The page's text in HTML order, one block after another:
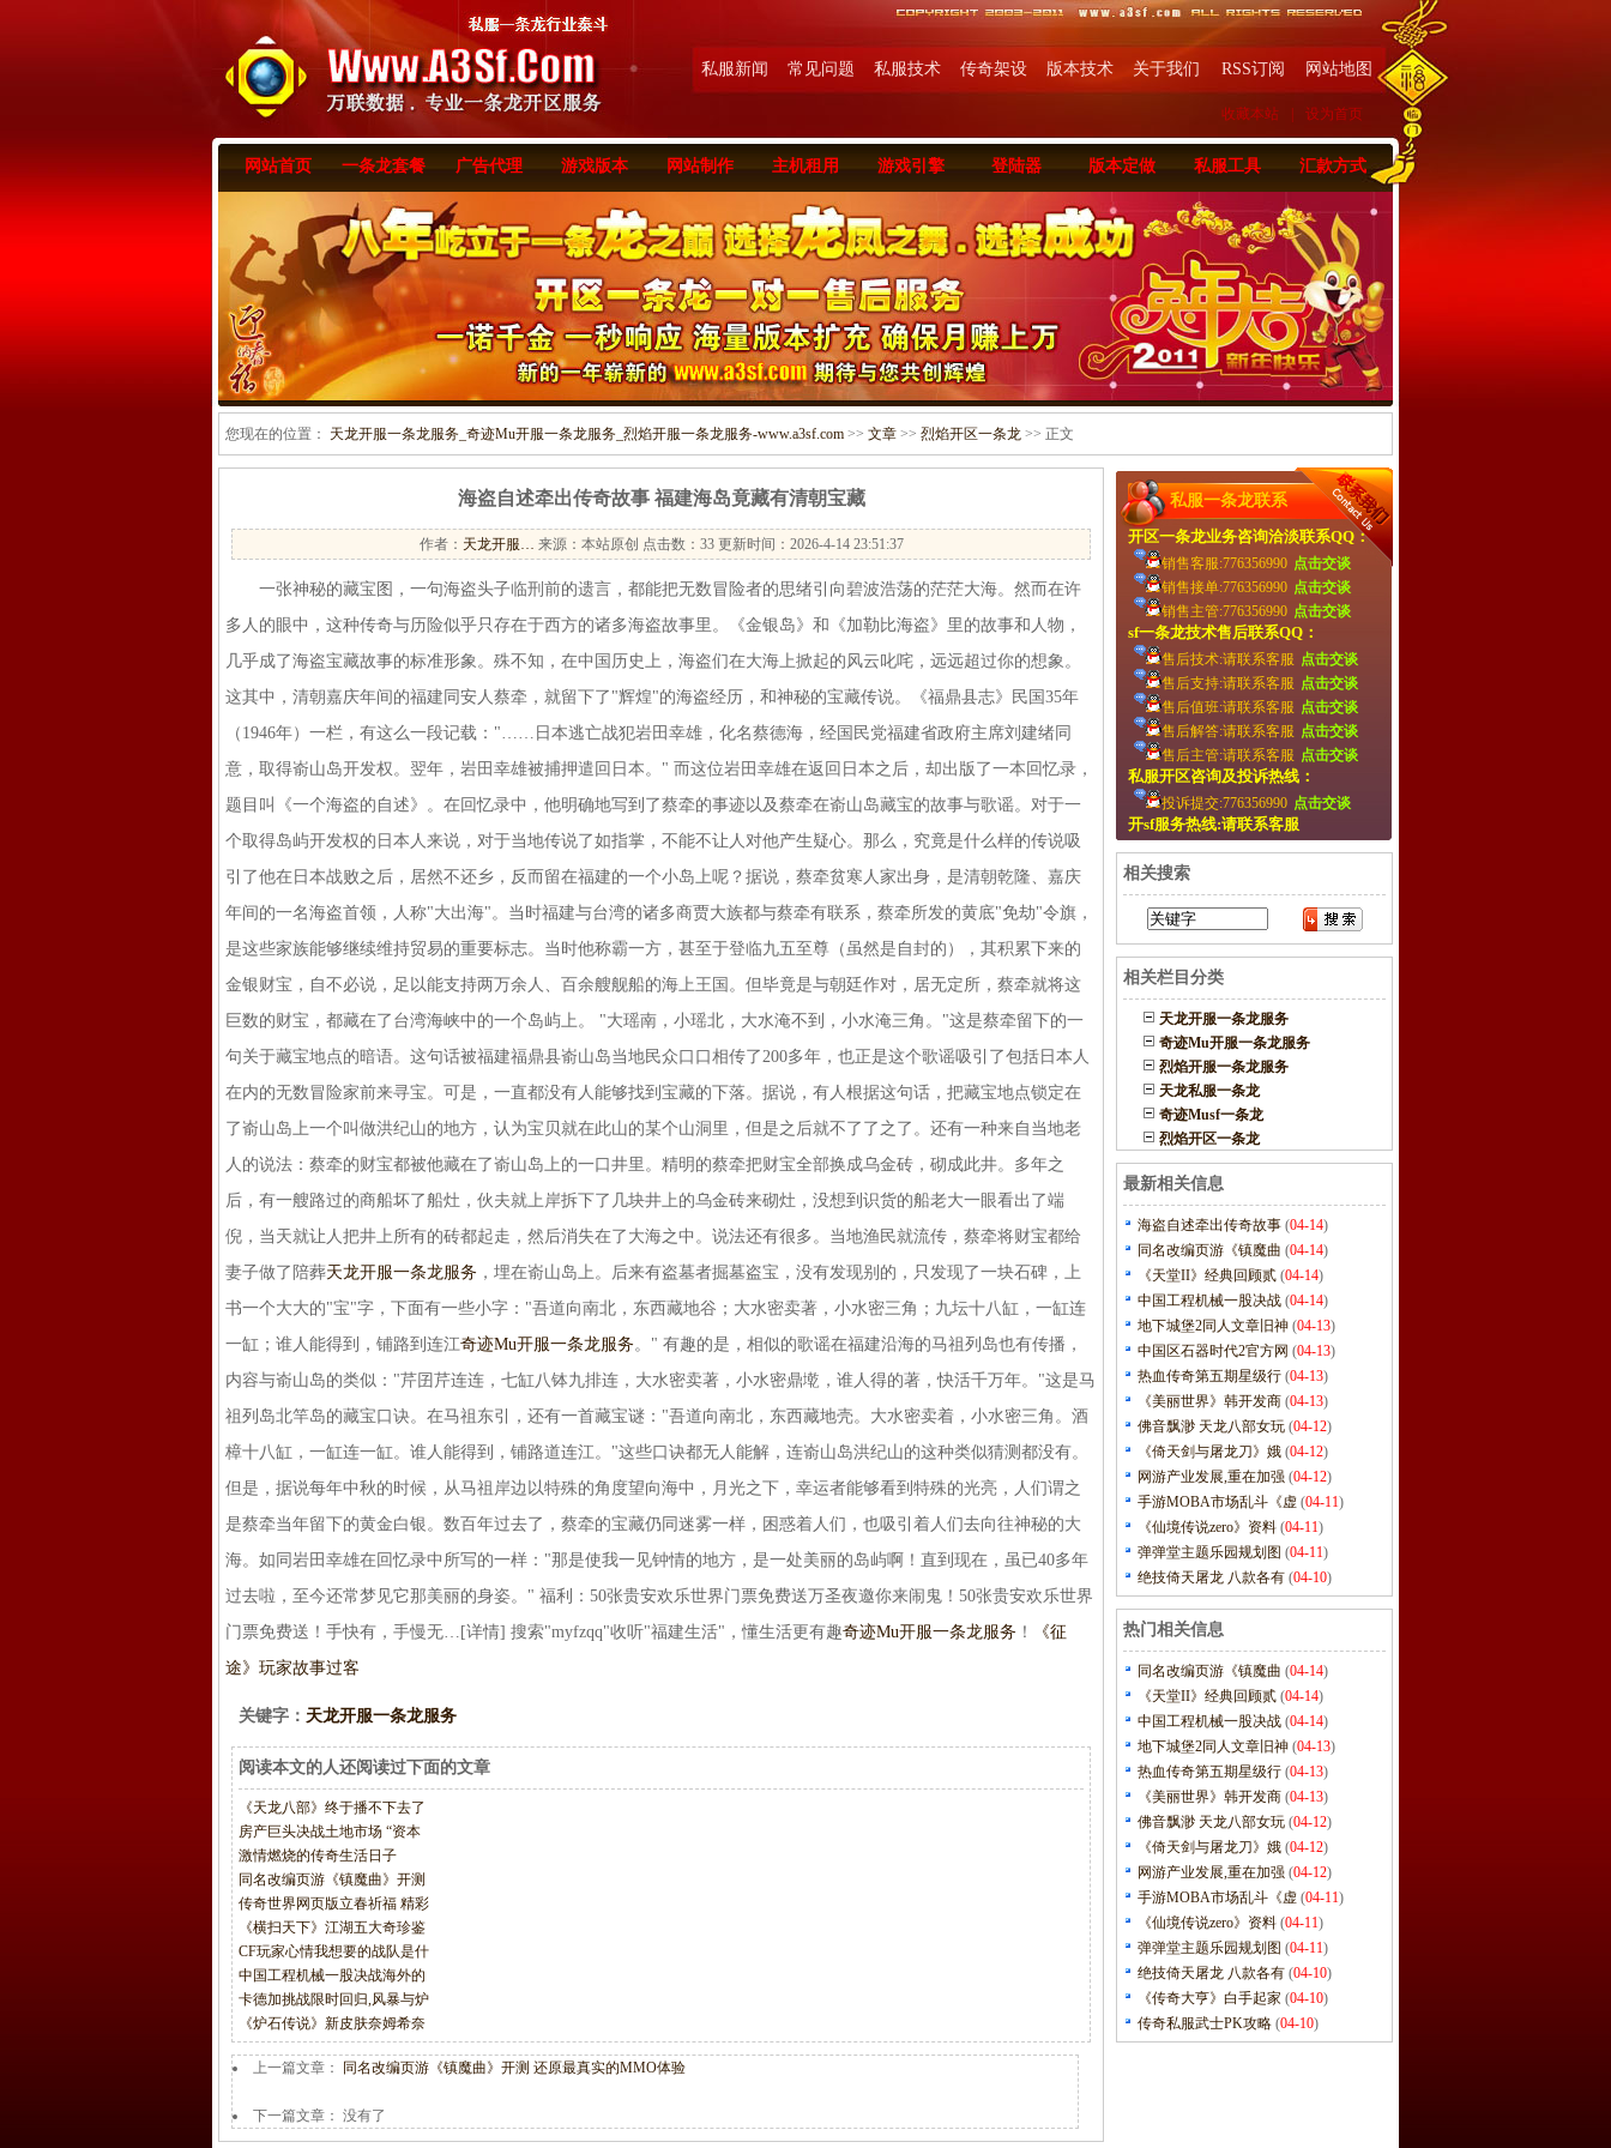
私服新闻 常见问题 私服技术 传奇架设 版本技术 关于我们 RSS订阅 网站地图
收藏本站 设为首页
网站首页 一条龙套餐 广告代理 游戏版本 网站制作 主机租用 游戏引擎 登陆器 版本定做 私服工具 汇款方式
您现在的位置： 天龙开服一条龙服务_奇迹Mu开服一条龙服务_烈焰开服一条龙服务-www.a3sf.com >> 文章 >> 烈焰开区一条龙 >> 正文
海盗自述牵出传奇故事 福建海岛竟藏有清朝宝藏
作者： 天龙开服… 来源：本站原创 点击数： 33 更新时间：2026-4-14 23:51:37
一张神秘的藏宝图，一句海盗头子临刑前的遗言，都能把无数冒险者的思绪引向碧波浩荡的茫茫大海。然而在许
多人的眼中，这种传奇与历险似乎只存在于西方的诸多海盗故事里。《金银岛》和《加勒比海盗》里的故事和人物，
几乎成了海盗宝藏故事的标准形象。殊不知，在中国历史上，海盗们在大海上掀起的风云叱咤，远远超过你的想象。
这其中，清朝嘉庆年间的福建同安人蔡牵，就留下了"辉煌"的海盗经历，和神秘的宝藏传说。《福鼎县志》民国35年
（1946年）一栏，有这么一段记载："……日本逃亡战犯岩田幸雄，化名蔡德海，经国民党福建省政府主席刘建绪同
意，取得嵛山岛开发权。翌年，岩田幸雄被捕押遣回日本。" 而这位岩田幸雄在返回日本之后，却出版了一本回忆录，
题目叫《一个海盗的自述》。在回忆录中，他明确地写到了蔡牵的事迹以及蔡牵在嵛山岛藏宝的故事与歌谣。对于一
个取得岛屿开发权的日本人来说，对于当地传说了如指掌，不能不让人对他产生疑心。那么，究竟是什么样的传说吸
引了他在日本战败之后，居然不还乡，反而留在福建的一个小岛上呢？据说，蔡牵贫寒人家出身，是清朝乾隆、嘉庆
年间的一名海盗首领，人称"大出海"。当时福建与台湾的诸多商贾大族都与蔡牵有联系，蔡牵所发的黄底"免劫"令旗，
是这些家族能够继续维持贸易的重要标志。当时他称霸一方，甚至于登临九五至尊（虽然是自封的），其积累下来的
金银财宝，自不必说，足以能支持两万余人、百余艘舰船的海上王国。但毕竟是与朝廷作对，居无定所，蔡牵就将这
巨数的财宝，都藏在了台湾海峡中的一个岛屿上。 "大瑶南，小瑶北，大水淹不到，小水淹三角。"这是蔡牵留下的一
句关于藏宝地点的暗语。这句话被福建福鼎县嵛山岛当地民众口口相传了200多年，也正是这个歌谣吸引了包括日本人
在内的无数冒险家前来寻宝。可是，一直都没有人能够找到宝藏的下落。据说，有人根据这句话，把藏宝地点锁定在
了嵛山岛上一个叫做洪纪山的地方，认为宝贝就在此山的某个山洞里，但是之后就不了了之了。还有一种来自当地老
人的说法：蔡牵的财宝都被他藏在了嵛山岛上的一口井里。精明的蔡牵把财宝全部换成乌金砖，砌成此井。多年之
后，有一艘路过的商船坏了船灶，伙夫就上岸拆下了几块井上的乌金砖来砌灶，没想到识货的船老大一眼看出了端
倪，当天就让人把井上所有的砖都起走，然后消失在了大海之中。说法还有很多。当地渔民就流传，蔡牵将财宝都给
妻子做了陪葬天龙开服一条龙服务 ，埋在嵛山岛上。后来有盗墓者掘墓盗宝，没有发现别的，只发现了一块石碑，上
书一个大大的"宝"字，下面有一些小字："吾道向南北，东西藏地谷；大水密卖著，小水密三角；九坛十八缸，一缸连
一缸；谁人能得到，铺路到连江奇迹Mu开服一条龙服务。" 有趣的是，相似的歌谣在福建沿海的马祖列岛也有传播，
内容与嵛山岛的类似："芹囝芹连连，七缸八钵九排连，大水密卖著，小水密鼎墘，谁人得的著，快活千万年。"这是马
祖列岛北竿岛的藏宝口诀。在马祖东引，还有一首藏宝谜："吾道向南北，东西藏地壳。大水密卖着，小水密三角。酒
樟十八缸，一缸连一缸。谁人能得到，铺路道连江。"这些口诀都无人能解，连嵛山岛洪纪山的这种类似猜测都没有。
但是，据说每年中秋的时候，从马祖岸边以特殊的角度望向海中，月光之下，幸运者能够看到特殊的光亮，人们谓之
是蔡牵当年留下的黄金白银。数百年过去了，蔡牵的宝藏仍同迷雾一样，困惑着人们，也吸引着人们去向往神秘的大
海。如同岩田幸雄在回忆录中所写的一样："那是使我一见钟情的地方，是一处美丽的岛屿啊！直到现在，虽已40多年
过去啦，至今还常梦见它那美丽的身姿。" 福利：50张贵安欢乐世界门票免费送万圣夜邀你来闹鬼！50张贵安欢乐世界
门票免费送！手快有，手慢无…[详情] 搜索"myfzqq"收听"福建生活"，懂生活更有趣奇迹Mu开服一条龙服务 ！
《征
途》玩家故事过客
关键字： 天龙开服一条龙服务
阅读本文的人还阅读过下面的文章
《天龙八部》终于播不下去了
房产巨头决战土地市场 “资本
激情燃烧的传奇生活日子
同名改编页游《镇魔曲》开测
传奇世界网页版立春祈福 精彩
《横扫天下》江湖五大奇珍鉴
CF玩家心情我想要的战队是什
中国工程机械一股决战海外的
卡德加挑战限时回归,风暴与炉
《炉石传说》新皮肤奈姆希奈
上一篇文章： 同名改编页游《镇魔曲》开测 还原最真实的MMO体验
下一篇文章： 没有了
私服一条龙联系
开区一条龙业务咨询洽淡联系QQ：
销售客服:776356990 点击交谈
销售接单:776356990 点击交谈
销售主管:776356990 点击交谈
sf一条龙技术售后联系QQ：
售后技术:请联系客服 点击交谈
售后支持:请联系客服 点击交谈
售后值班:请联系客服 点击交谈
售后解答:请联系客服 点击交谈
售后主管:请联系客服 点击交谈
私服开区咨询及投诉热线：
投诉提交:776356990 点击交谈
开sf服务热线:请联系客服
相关搜索
相关栏目分类
天龙开服一条龙服务
奇迹Mu开服一条龙服务
烈焰开服一条龙服务
天龙私服一条龙
奇迹Musf一条龙
烈焰开区一条龙
最新相关信息
海盗自述牵出传奇故事 (04-14)
同名改编页游《镇魔曲 (04-14)
《天堂II》经典回顾贰 (04-14)
中国工程机械一股决战 (04-14)
地下城堡2同人文章旧神 (04-13)
中国区石器时代2官方网 (04-13)
热血传奇第五期星级行 (04-13)
《美丽世界》韩开发商 (04-13)
佛音飘渺 天龙八部女玩 (04-12)
《倚天剑与屠龙刀》娥 (04-12)
网游产业发展,重在加强 (04-12)
手游MOBA市场乱斗《虚 (04-11)
《仙境传说zero》资料 (04-11)
弹弹堂主题乐园规划图 (04-11)
绝技倚天屠龙 八款各有 (04-10)
热门相关信息
同名改编页游《镇魔曲 (04-14)
《天堂II》经典回顾贰 (04-14)
中国工程机械一股决战 (04-14)
地下城堡2同人文章旧神 (04-13)
热血传奇第五期星级行 (04-13)
《美丽世界》韩开发商 (04-13)
佛音飘渺 天龙八部女玩 (04-12)
《倚天剑与屠龙刀》娥 (04-12)
网游产业发展,重在加强 (04-12)
手游MOBA市场乱斗《虚 (04-11)
《仙境传说zero》资料 (04-11)
弹弹堂主题乐园规划图 (04-11)
绝技倚天屠龙 八款各有 (04-10)
《传奇大亨》白手起家 (04-10)
传奇私服武士PK攻略 (04-10)